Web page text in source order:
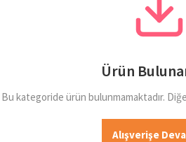
Ürün
Bu kategoride ürün bulunmamaktadır.
Alışverişe